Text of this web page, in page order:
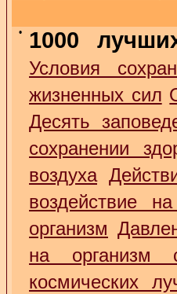
• 1000
Условия
жизненных сил
Десять
сохранении
воздуха
воздействие
организм
на организм
космических